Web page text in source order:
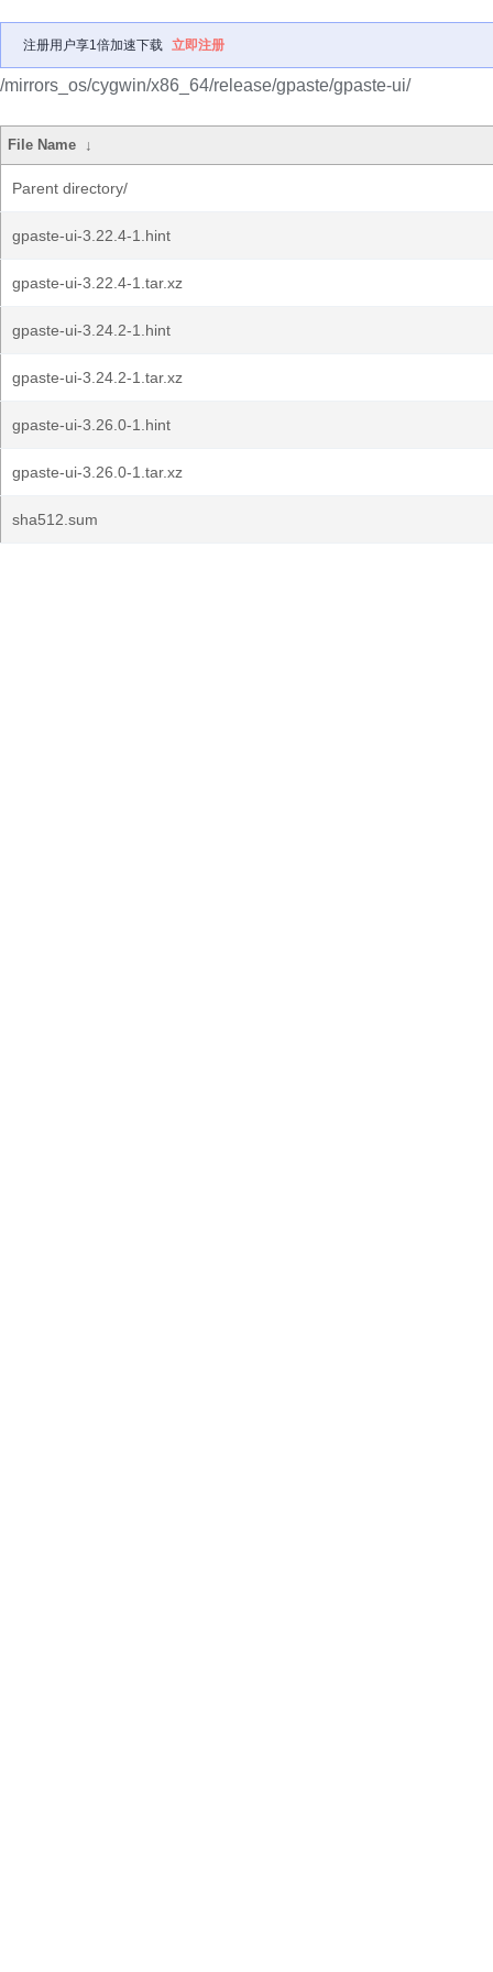
注册用户享1倍加速下载 立即注册
/mirrors_os/cygwin/x86_64/release/gpaste/gpaste-ui/
File Name ↓
Parent directory/
gpaste-ui-3.22.4-1.hint
gpaste-ui-3.22.4-1.tar.xz
gpaste-ui-3.24.2-1.hint
gpaste-ui-3.24.2-1.tar.xz
gpaste-ui-3.26.0-1.hint
gpaste-ui-3.26.0-1.tar.xz
sha512.sum